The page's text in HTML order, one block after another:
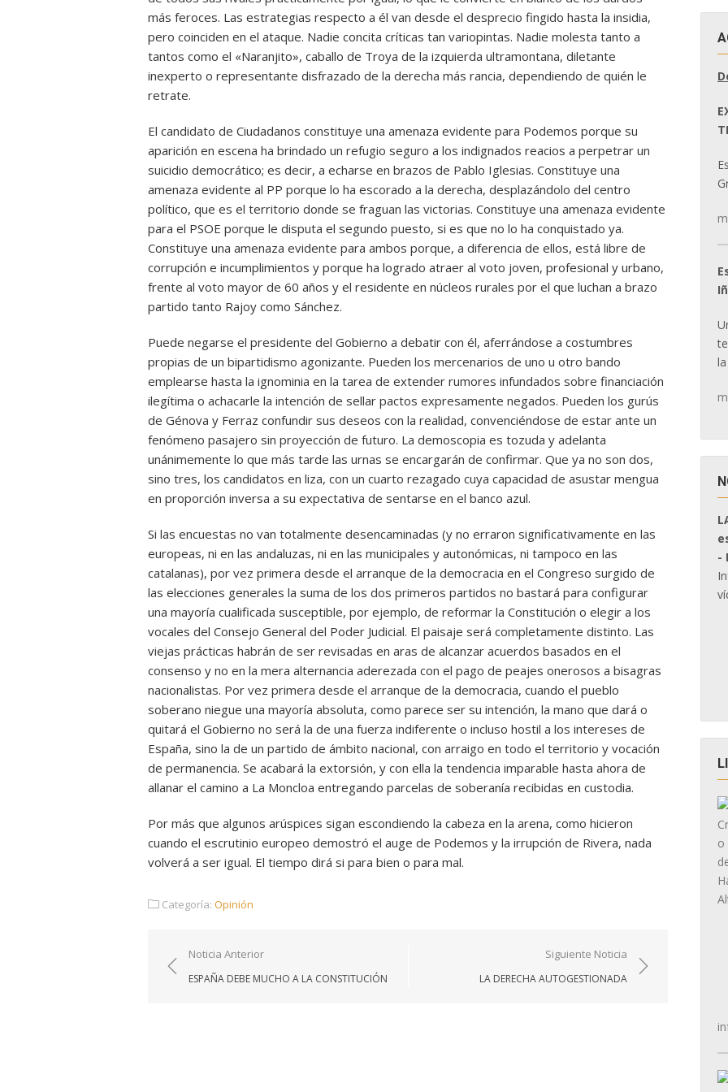
más feroces. Las estrategias respecto a él van desde el desprecio fingido hasta la insidia,
pero coinciden en el ataque. Nadie concita críticas tan variopintas. Nadie molesta tanto a
tantos como el «Naranjito», caballo de Troya de la izquierda ultramontana, diletante
inexperto o representante disfrazado de la derecha más rancia, dependiendo de quién le
retrate.
El candidato de Ciudadanos constituye una amenaza evidente para Podemos porque su
aparición en escena ha brindado un refugio seguro a los indignados reacios a perpetrar un
suicidio democrático; es decir, a echarse en brazos de Pablo Iglesias. Constituye una
amenaza evidente al PP porque lo ha escorado a la derecha, desplazándolo del centro
político, que es el territorio donde se fraguan las victorias. Constituye una amenaza evidente
para el PSOE porque le disputa el segundo puesto, si es que no lo ha conquistado ya.
Constituye una amenaza evidente para ambos porque, a diferencia de ellos, está libre de
corrupción e incumplimientos y porque ha logrado atraer al voto joven, profesional y urbano,
frente al voto mayor de 60 años y el residente en núcleos rurales por el que luchan a brazo
partido tanto Rajoy como Sánchez.
Puede negarse el presidente del Gobierno a debatir con él, aferrándose a costumbres
propias de un bipartidismo agonizante. Pueden los mercenarios de uno u otro bando
emplearse hasta la ignominia en la tarea de extender rumores infundados sobre financiación
ilegítima o achacarle la intención de sellar pactos expresamente negados. Pueden los gurús
de Génova y Ferraz confundir sus deseos con la realidad, convenciéndose de estar ante un
fenómeno pasajero sin proyección de futuro. La demoscopia es tozuda y adelanta
unánimemente lo que más tarde las urnas se encargarán de confirmar. Que ya no son dos,
sino tres, los candidatos en liza, con un cuarto rezagado cuya capacidad de asustar mengua
en proporción inversa a su expectativa de sentarse en el banco azul.
Si las encuestas no van totalmente desencaminadas (y no erraron significativamente en las
europeas, ni en las andaluzas, ni en las municipales y autonómicas, ni tampoco en las
catalanas), por vez primera desde el arranque de la democracia en el Congreso surgido de
las elecciones generales la suma de los dos primeros partidos no bastará para configurar
una mayoría cualificada susceptible, por ejemplo, de reformar la Constitución o elegir a los
vocales del Consejo General del Poder Judicial. El paisaje será completamente distinto. Las
viejas prácticas habrán de ser revisadas en aras de alcanzar acuerdos basados en el
consenso y no en la mera alternancia aderezada con el pago de peajes onerosos a bisagras
nacionalistas. Por vez primera desde el arranque de la democracia, cuando el pueblo
soberano niegue una mayoría absoluta, como parece ser su intención, la mano que dará o
quitará el Gobierno no será la de una fuerza indiferente o incluso hostil a los intereses de
España, sino la de un partido de ámbito nacional, con arraigo en todo el territorio y vocación
de permanencia. Se acabará la extorsión, y con ella la tendencia imparable hasta ahora de
allanar el camino a La Moncloa entregando parcelas de soberanía recibidas en custodia.
Por más que algunos arúspices sigan escondiendo la cabeza en la arena, como hicieron
cuando el escrutinio europeo demostró el auge de Podemos y la irrupción de Rivera, nada
volverá a ser igual. El tiempo dirá si para bien o para mal.
Categoría: Opinión
Navegación
de
Noticia Anterior
ESPAÑA DEBE MUCHO A LA CONSTITUCIÓN
Siguiente Noticia
LA DERECHA AUTOGESTIONADA
-